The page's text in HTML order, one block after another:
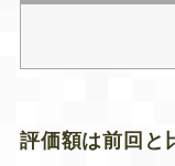
評価額は前回と